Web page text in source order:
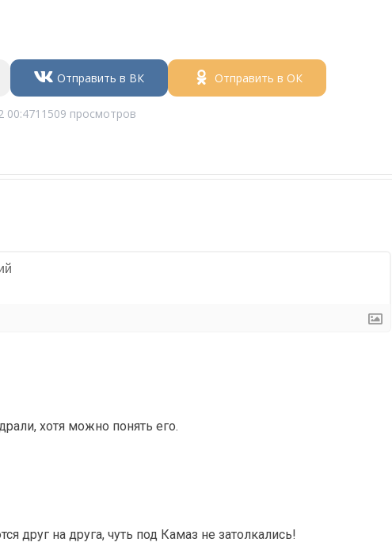
Отправить в ВК Отправить в ОК
00:4711509 просмотров
хотя можно понять его.
друг на друга, чуть под Камаз не затолкались!